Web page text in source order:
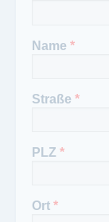
Name *
Straße *
PLZ *
Ort *